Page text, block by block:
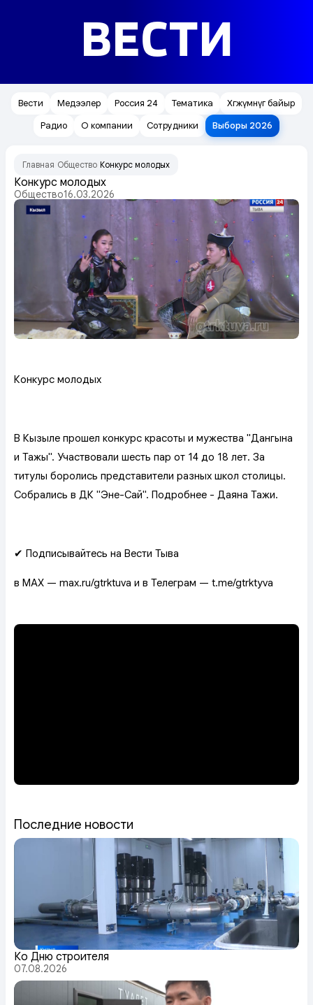
ВЕСТИ
Вести Медээлер Россия 24 Тематика
Хөгжүмнүг байыр
Радио
О компании Сотрудники Выборы 2026
Главная Общество Конкурс молодых
Конкурс молодых
Общество16.03.2026
Конкурс молодых
В Кызыле прошел конкурс красоты и мужества "Дангына
и Тажы". Участвовали шесть пар от 14 до 18 лет. За
титулы боролись представители разных школ столицы.
Собрались в ДК "Эне-Сай". Подробнее - Даяна Тажи.
✔ Подписывайтесь на Вести Тыва
в MAX — max.ru/gtrktuva и в Телеграм — t.me/gtrktyva
Последние новости
Ко Дню строителя
07.08.2026